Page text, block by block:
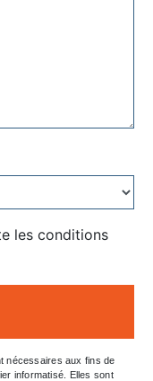
les conditions
nécessaires aux fins de
informatisé. Elles sont